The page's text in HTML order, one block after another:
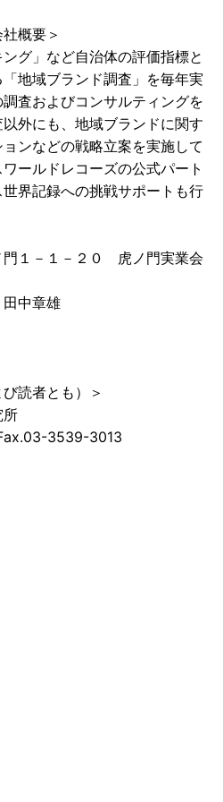
概要＞
グ」など自治体の評価指標と
地域ブランド調査」を毎年実
査およびコンサルティングを
外にも、地域ブランドに関す
ンなどの戦略立案を実施して
ールドレコーズの公式パート
界記録への挑戦サポートも行
１－１－２０ 虎ノ門実業会
中章雄
読者とも）＞
所
3539-3013